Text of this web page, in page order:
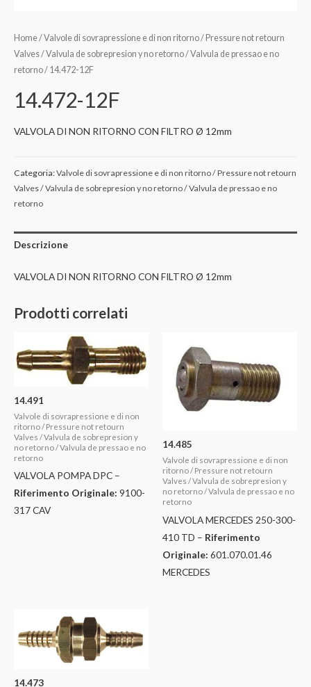
Home/Valvole di sovrapressione e di non ritorno / Pressure not retourn
Valves / Valvula de sobrepresion y no retorno / Valvula de pressao e no
retorno/ 14.472-12F
14.472-12F
VALVOLA DI NON RITORNO CON FILTRO Ø 12mm
Categoria:Valvole di sovrapressione e di non ritorno / Pressure not retourn
Valves / Valvula de sobrepresion y no retorno / Valvula de pressao e no
retorno
Descrizione
VALVOLA DI NON RITORNO CON FILTRO Ø 12mm
Prodotti correlati
14.491
Valvole di sovrapressione e di non
ritorno / Pressure not retourn
Valves / Valvula de sobrepresion y
no retorno / Valvula de pressao e no
retorno
VALVOLA POMPA DPC –
Riferimento Originale: 9100-
317 CAV
14.485
Valvole di sovrapressione e di non
ritorno / Pressure not retourn
Valves / Valvula de sobrepresion y
no retorno / Valvula de pressao e no
retorno
VALVOLA MERCEDES 250-300-
410 TD – Riferimento
Originale: 601.070.01.46
MERCEDES
14.473